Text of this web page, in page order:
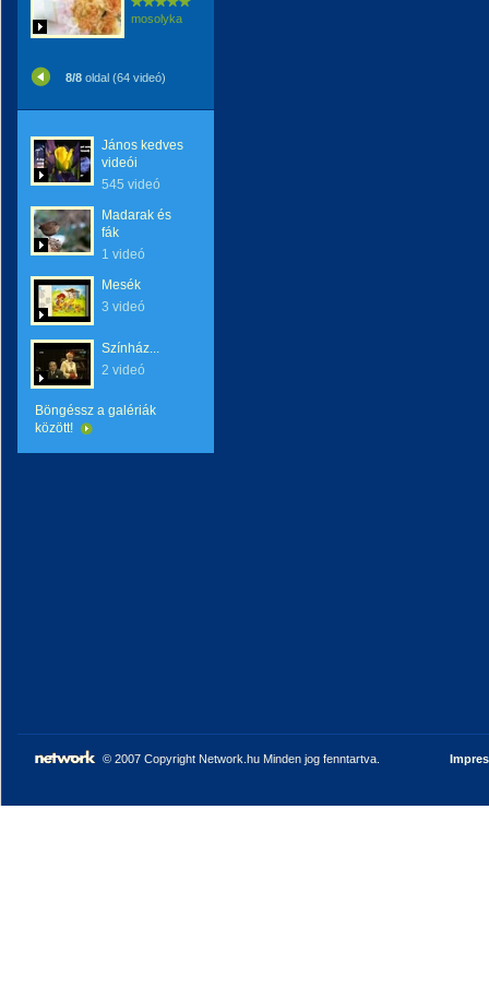
mosolyka
8/8 oldal (64 videó)
János kedves
videói
545 videó
Madarak és
fák
1 videó
Mesék
3 videó
Színház...
2 videó
Böngéssz a galériák
között!
© 2007 Copyright Network.hu Minden jog fenntartva.